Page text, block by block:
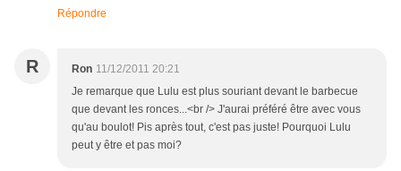
Répondre
R Ron 11/12/2011 20:21
Je remarque que Lulu est plus souriant devant le barbecue
que devant les ronces...<br /> J'aurai préféré être avec vous
qu'au boulot! Pis après tout, c'est pas juste! Pourquoi Lulu
peut y être et pas moi?